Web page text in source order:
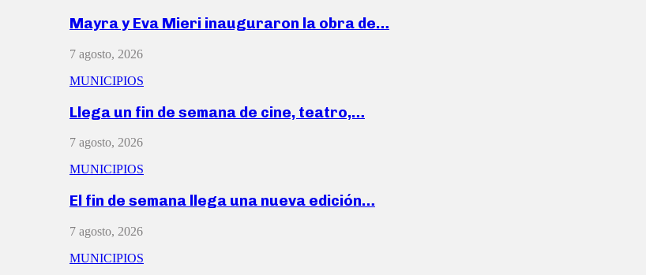
Mayra y Eva Mieri inauguraron la obra de…
7 agosto, 2026
MUNICIPIOS
Llega un fin de semana de cine, teatro,…
7 agosto, 2026
MUNICIPIOS
El fin de semana llega una nueva edición…
7 agosto, 2026
MUNICIPIOS